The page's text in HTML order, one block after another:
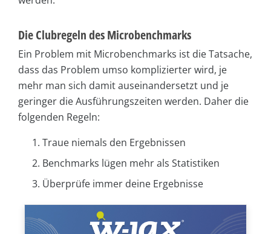
Die Clubregeln des Microbenchmarks
Ein Problem mit Microbenchmarks ist die Tatsache,
dass das Problem umso komplizierter wird, je
mehr man sich damit auseinandersetzt und je
geringer die Ausführungszeiten werden. Daher die
folgenden Regeln:
Traue niemals den Ergebnissen
Benchmarks lügen mehr als Statistiken
Überprüfe immer deine Ergebnisse